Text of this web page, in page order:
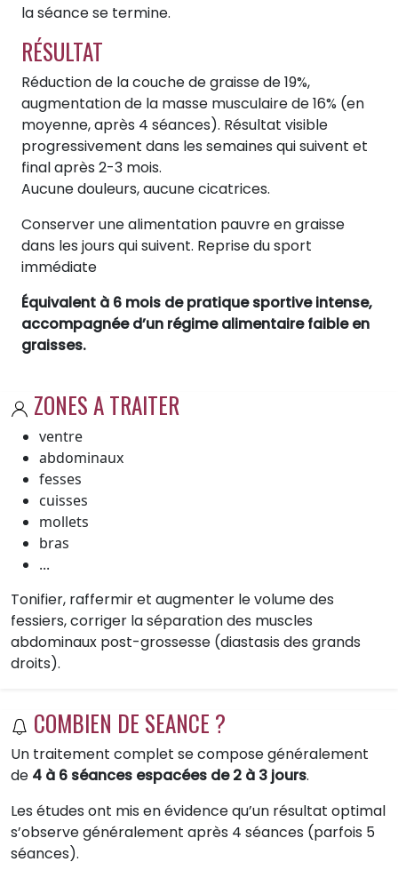
la séance se termine.
RÉSULTAT
Réduction de la couche de graisse de 19%,
augmentation de la masse musculaire de 16% (en
moyenne, après 4 séances). Résultat visible
progressivement dans les semaines qui suivent et
final après 2-3 mois.
Aucune douleurs, aucune cicatrices.
Conserver une alimentation pauvre en graisse
dans les jours qui suivent. Reprise du sport
immédiate
Équivalent à 6 mois de pratique sportive intense,
accompagnée d’un régime alimentaire faible en
graisses.
ZONES A TRAITER
ventre
abdominaux
fesses
cuisses
mollets
bras
...
Tonifier, raffermir et augmenter le volume des
fessiers, corriger la séparation des muscles
abdominaux post-grossesse (diastasis des grands
droits).
COMBIEN DE SEANCE ?
Un traitement complet se compose généralement
de 4 à 6 séances espacées de 2 à 3 jours.
Les études ont mis en évidence qu’un résultat optimal
s’observe généralement après 4 séances (parfois 5
séances).